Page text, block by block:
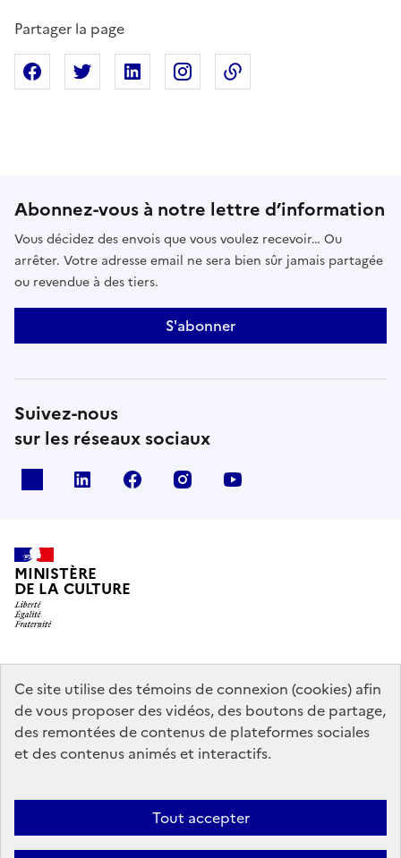
Ce site utilise des témoins de connexion (cookies) afin
de vous proposer des vidéos, des boutons de partage,
des remontées de contenus de plateformes sociales
et des contenus animés et interactifs.
Tout accepter
Partager la page
Partager sur Facebook
Partager sur XPartager sur Linkedin
Partager sur Instagram
Abonnez-vous à notre lettre d’information
Vous décidez des envois que vous voulez recevoir… Ou
arrêter. Votre adresse email ne sera bien sûr jamais partagée
ou revendue à des tiers.
S'abonner
Suivez-nous
sur les réseaux sociaux
linkedin facebook instagram
MINISTÈRE
DE LA CULTURE
data.gouv.fr legifrance.gouv.fr
info.gouv.fr
service-public.gouv.fr
Contact Mentions légales
Accessibilité : partiellement conforme
Politique générale de protection des données